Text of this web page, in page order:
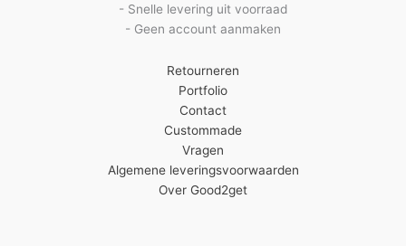
- Snelle levering uit voorraad
- Geen account aanmaken
Retourneren
Portfolio
Contact
Custommade
Vragen
Algemene leveringsvoorwaarden
Over Good2get